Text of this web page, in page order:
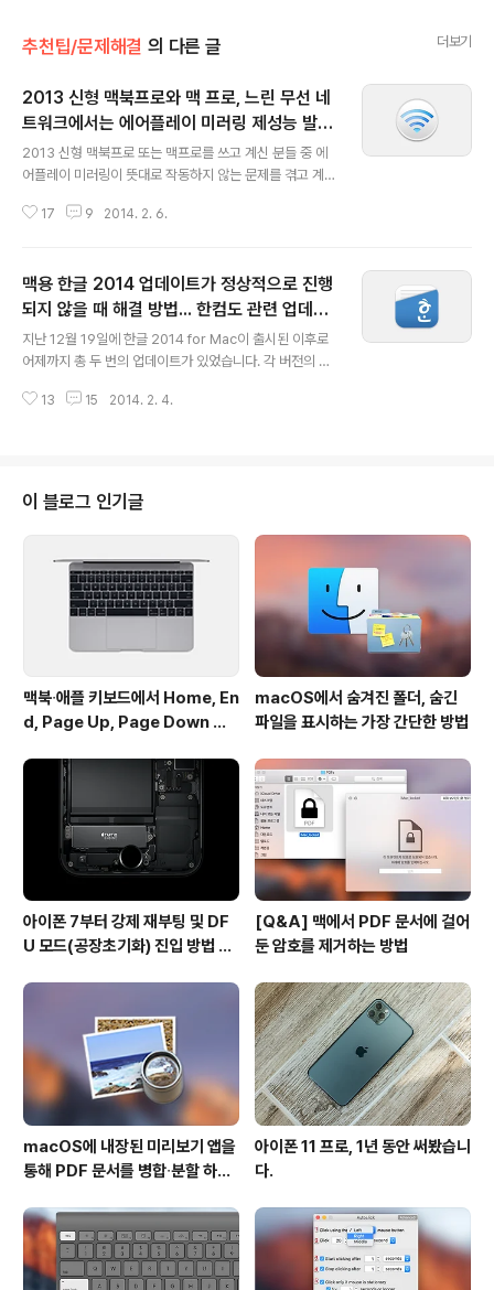
추천팁/문제해결 의 다른 글 더보기
2013 신형 맥북프로와 맥 프로, 느린 무선 네
트워크에서는 에어플레이 미러링 제성능 발휘
못해
2013 신형 맥북프로 또는 맥프로를 쓰고 계신 분들 중 에
어플레이 미러링이 뜻대로 작동하지 않는 문제를 겪고 계
인으로 지목되고 있습니다.애플은 오늘 공식 홈페이지에
시했습니다. 속도가 느린 802.11b/g 네트워크상에서 에
어플레이 미러링 성능이 제대로 나오지 않는다는 것인데,
모든 맥에서 나타나는 증상은 아니며 2013 하반기 맥북프
로 또는 신형 맥 프로가 문제 대상 모델입니다.애플이 내놓
은 해답은 뜻밖에도 블루투스를 끄는 것인데, 어디까지나
증상을 완화하는 임시 해결책에 불과하며 블루투스 방식의
17 9 2014. 2. 6.
맥용 한글 2014 업데이트가 정상적으로 진행
되지 않을 때 해결 방법... 한컴도 관련 업데이
트 배포
지난 12월 19일에 한글 2014 for Mac이 출시된 이후로
어제까지 총 두 번의 업데이트가 있었습니다. 각 버전의 변
이 지원과 문자 입력시 발생하던 동작 오류 수정 등 "한글
설정한 상태에서 한글이 새 버전으로 업데이트가 되지 않
는 증상이 나타납니다. 이 때문에 첫번째 업데이트가 나왔
던 1월 7일부터 클리앙 맥당, 맥 매니아 등 국내 맥 관련 모
임에서 관련 증상을 토로하는 분이 적지 않았습니다. 다행
히 한컴도 해당 문제를 인지하고 설 연휴가 끝나자 마자
"시스템 언어를 영..
13 15 2014. 2. 4.
이 블로그 인기글
맥북∙애플 키보드에서 Home, En
d, Page Up, Page Down 키
macOS에서 숨겨진 폴더, 숨긴
파일을 표시하는 가장 간단한 방법
아이폰 7부터 강제 재부팅 및 DF
U 모드(공장초기화) 진입 방법 변
[Q&A] 맥에서 PDF 문서에 걸어
둔 암호를 제거하는 방법
macOS에 내장된 미리보기 앱을
통해 PDF 문서를 병합∙분할 하는
아이폰 11 프로, 1년 동안 써봤습니
다.